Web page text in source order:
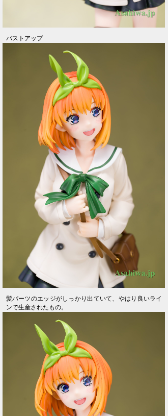
バストアップ
髪パーツのエッジがしっかり出ていて、やはり良いライ
ンで生産されたもの。